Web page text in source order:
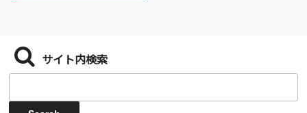
サイト内検索